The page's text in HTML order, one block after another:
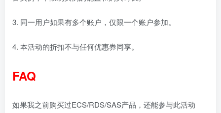
3. 同一用户如果有多个账户，仅限一个账户参加。
4. 本活动的折扣不与任何优惠券同享。
FAQ
如果我之前购买过ECS/RDS/SAS产品，还能参与此活动